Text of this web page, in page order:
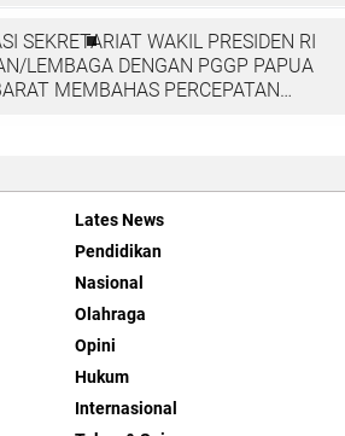
SEKRETARIAT WAKIL PRESIDEN RI
LEMBAGA DENGAN PGGP PAPUA
MEMBAHAS PERCEPATAN
Lates News
Pendidikan
Nasional
Olahraga
Opini
Hukum
Internasional